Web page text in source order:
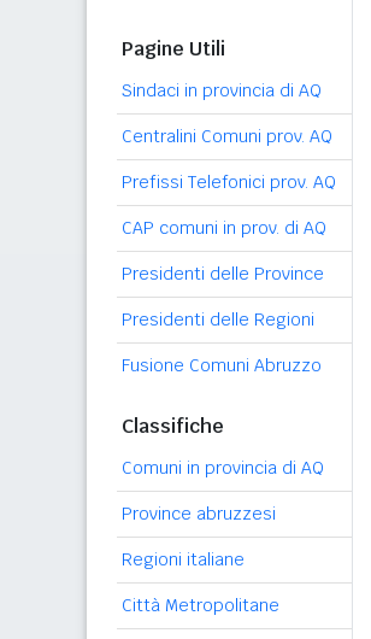
Pagine Utili
Sindaci in provincia di AQ
Centralini Comuni prov. AQ
Prefissi Telefonici prov. AQ
CAP comuni in prov. di AQ
Presidenti delle Province
Presidenti delle Regioni
Fusione Comuni Abruzzo
Classifiche
Comuni in provincia di AQ
Province abruzzesi
Regioni italiane
Città Metropolitane